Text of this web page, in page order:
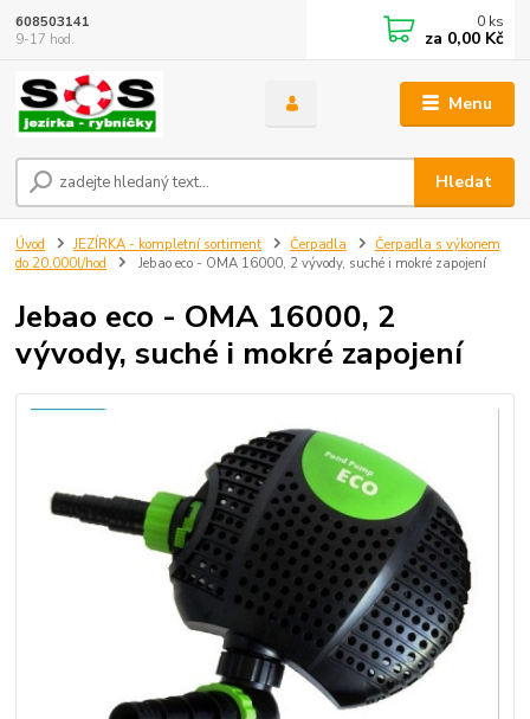
Menu
Hledat
608503141
9-17 hod.
0 ks
za 0,00 Kč
Úvod JEZÍRKA - kompletní sortiment Čerpadla
Čerpadla s výkonem
do 20.000l/hod
Jebao eco - OMA 16000, 2 vývody, suché i mokré zapojení
Jebao eco - OMA 16000, 2
vývody, suché i mokré zapojení